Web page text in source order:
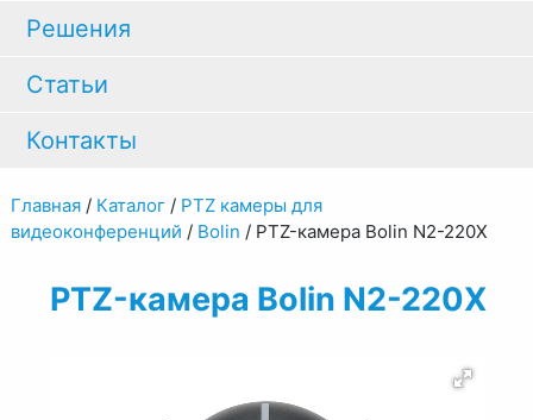
Решения
Статьи
Контакты
Главная/ Каталог/ PTZ камеры для
видеоконференций / Bolin / PTZ-камера Bolin N2-220X
PTZ-камера Bolin N2-220X